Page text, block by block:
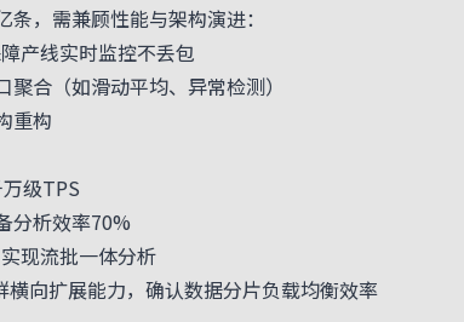
，需兼顾性能与架构演进：
产线实时监控不丢包
合（如滑动平均、异常检测）
重构
级TPS
分析效率70%
现流批一体分析
向扩展能力，确认数据分片负载均衡效率